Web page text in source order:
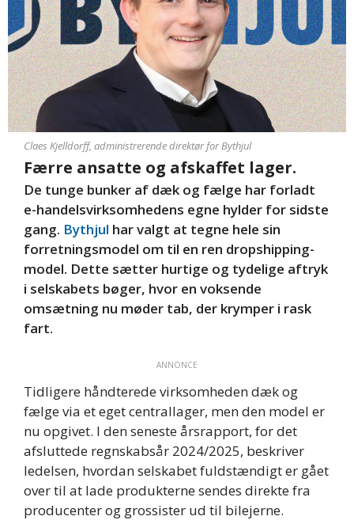
Claes Kjelldorff, administrerende direktør for Bythjul
Færre ansatte og afskaffet lager.
De tunge bunker af dæk og fælge har forladt
e-handelsvirksomhedens egne hylder for sidste
gang. Bythjul har valgt at tegne hele sin
forretningsmodel om til en ren dropshipping-
model. Dette sætter hurtige og tydelige aftryk
i selskabets bøger, hvor en voksende
omsætning nu møder tab, der krymper i rask
fart.
ANNONCE
Tidligere håndterede virksomheden dæk og
fælge via et eget centrallager, men den model er
nu opgivet. I den seneste årsrapport, for det
afsluttede regnskabsår 2024/2025, beskriver
ledelsen, hvordan selskabet fuldstændigt er gået
over til at lade produkterne sendes direkte fra
producenter og grossister ud til bilejerne.